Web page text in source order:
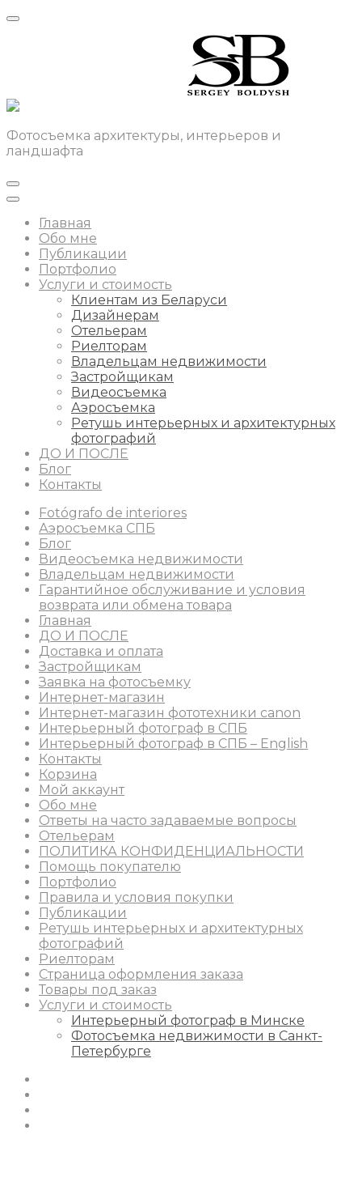
Фотосъемка архитектуры, интерьеров и
ландшафта
Главная
Обо мне
Публикации
Портфолио
Услуги и стоимость
Клиентам из Беларуси
Дизайнерам
Отельерам
Риелторам
Владельцам недвижимости
Застройщикам
Видеосъемка
Аэросъемка
Ретушь интерьерных и архитектурных
фотографий
ДО И ПОСЛЕ
Блог
Контакты
Fotógrafo de interiores
Аэросъемка СПБ
Блог
Видеосъемка недвижимости
Владельцам недвижимости
Гарантийное обслуживание и условия
возврата или обмена товара
Главная
ДО И ПОСЛЕ
Доставка и оплата
Застройщикам
Заявка на фотосъемку
Интернет-магазин
Интернет-магазин фототехники canon
Интерьерный фотограф в СПБ
Интерьерный фотограф в СПБ – English
Контакты
Корзина
Мой аккаунт
Обо мне
Ответы на часто задаваемые вопросы
Отельерам
ПОЛИТИКА КОНФИДЕНЦИАЛЬНОСТИ
Помощь покупателю
Портфолио
Правила и условия покупки
Публикации
Ретушь интерьерных и архитектурных
фотографий
Риелторам
Страница оформления заказа
Товары под заказ
Услуги и стоимость
Интерьерный фотограф в Минске
Фотосъемка недвижимости в Санкт-
Петербурге